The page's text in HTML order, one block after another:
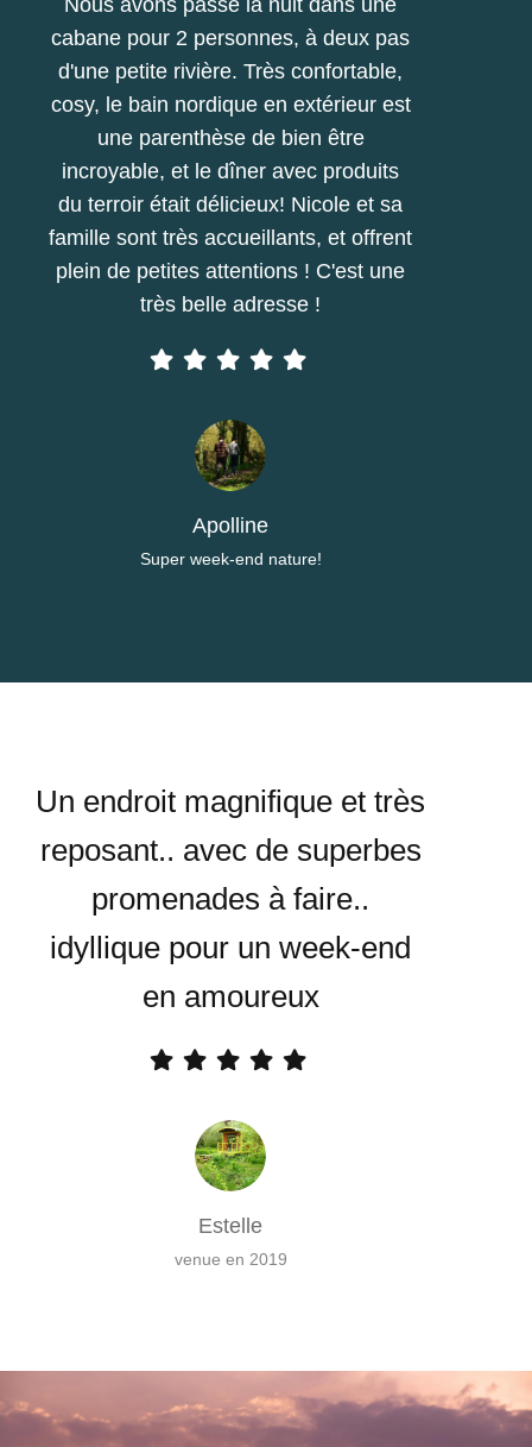
Nous avons passé la nuit dans une
cabane pour 2 personnes, à deux pas
d'une petite rivière. Très confortable,
cosy, le bain nordique en extérieur est
une parenthèse de bien être
incroyable, et le dîner avec produits
du terroir était délicieux! Nicole et sa
famille sont très accueillants, et offrent
plein de petites attentions ! C'est une
très belle adresse !
Apolline
Super week-end nature!
Un endroit magnifique et très
reposant.. avec de superbes
promenades à faire..
idyllique pour un week-end
en amoureux
Estelle
venue en 2019